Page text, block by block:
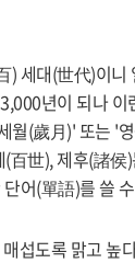
) 세대(世代)이니
년이 되나
월(歲月)' 또는 '
百世), 제후(諸侯
어(單語)를 쓸
섭도록 맑고 높